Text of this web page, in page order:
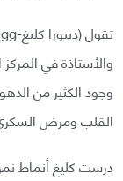
والأستاذة في
وجود الكثير من
القلب ومرض
درست كليغ أنماط